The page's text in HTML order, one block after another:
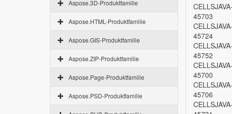
Aspose.3D-Produktfamilie
Aspose.HTML-Produktfamilie
Aspose.GIS-Produktfamilie
Aspose.ZIP-Produktfamilie
Aspose.Page-Produktfamilie
Aspose.PSD-Produktfamilie
CELLSJAVA-
45703
CELLSJAVA-
45724
CELLSJAVA-
45752
CELLSJAVA-
45700
CELLSJAVA-
45706
CELLSJAVA-